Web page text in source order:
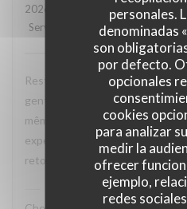
personales.
denominadas
son
por defecto.
opcionales
cookies
para analizar
medir la
ofrecer
ejemplo,
redes
2026-07-31
- 20:30 - Invitados 2
Servicio
Ambiente:5/5
Restaurant tres agreable,
gentil et amable avec esprit!
même temps, avec goût.
experience que merece de
retournerai
La Closerie des Lilasha